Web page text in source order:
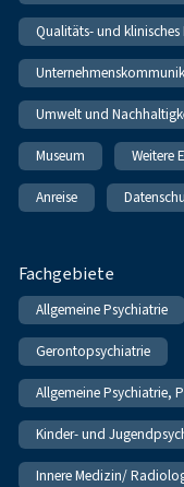
Qualitäts- und
Umwelt und
Museum Weitere
Anreise
Fachgebiete
Allgemeine Psychiatrie
Gerontopsychiatrie
Allgemeine Psychiatrie,
Kinder- und
Innere Medizin/